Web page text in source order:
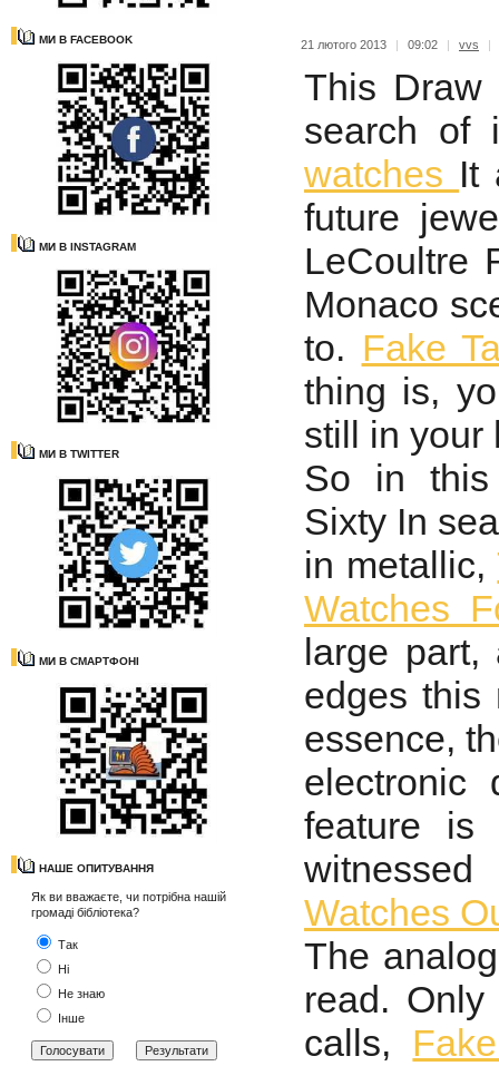
МИ В FACEBOOK
МИ В INSTAGRAM
МИ В TWITTER
МИ В СМАРТФОНІ
НАШЕ ОПИТУВАННЯ
Як ви вважаєте, чи потрібна нашій
громаді бібліотека?
Так
Ні
Не знаю
Інше
21 лютого 2013 | 09:02 | vvs |
This Draw
search of
watches It
future
LeCoultre
Monaco
to. Fake
thing is,
still in your
So in this
Sixty In
in metallic,
Watches
large part,
edges this
essence,
feature is
Watches
The
read.
calls,